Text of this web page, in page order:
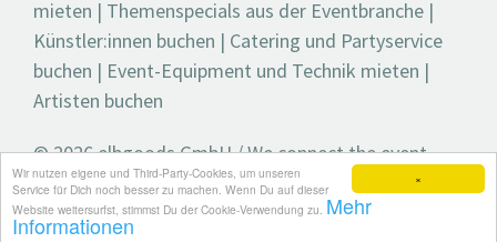
×
Wir nutzen eigene und Third-Party-Cookies, um unseren
Service für Dich noch besser zu machen. Wenn Du auf dieser
Website weitersurfst, stimmst Du der Cookie-Verwendung zu. Mehr
Informationen
mieten | Themenspecials aus der Eventbranche |
Künstler:innen buchen | Catering und Partyservice
buchen | Event-Equipment und Technik mieten |
Artisten buchen
© 2026 elbgoods GmbH / We connect the event
industry / Medienvielfalt für die Eventplanung /
Eventbranchenbuch, Blog, Magazin und mehr